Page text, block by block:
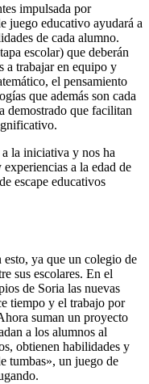
impulsada por
juego educativo ayudará a
de cada alumno.
escolar) que deberán
a trabajar en equipo y
el pensamiento
que además son cada
demostrado que facilitan
la iniciativa y nos ha
a la edad de
escape educativos
ya que un colegio de
sus escolares. En el
de Soria las nuevas
tiempo y el trabajo por
suman un proyecto
a los alumnos al
obtienen habilidades y
tumbas», un juego de